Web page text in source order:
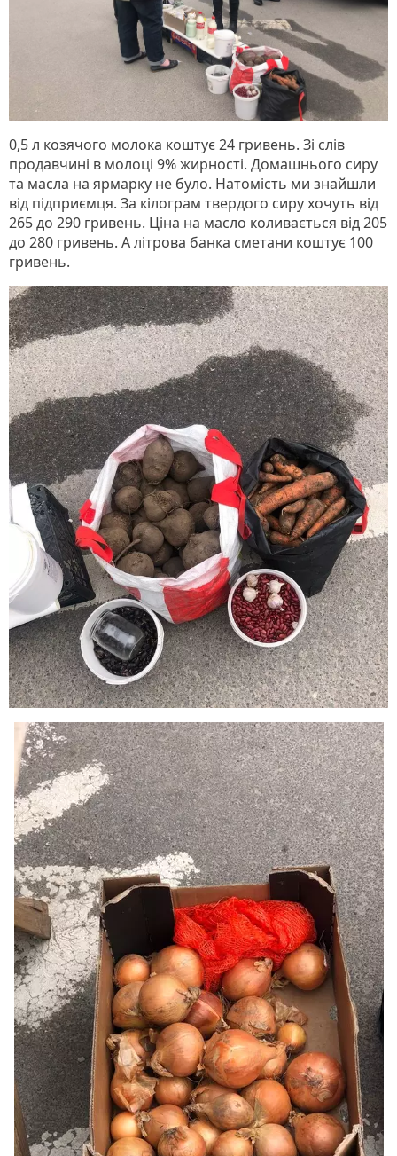
0,5 л козячого молока коштує 24 гривень. Зі слів
продавчині в молоці 9% жирності. Домашнього сиру
та масла на ярмарку не було. Натомість ми знайшли
від підприємця. За кілограм твердого сиру хочуть від
265 до 290 гривень. Ціна на масло коливається від 205
до 280 гривень. А літрова банка сметани коштує 100
гривень.